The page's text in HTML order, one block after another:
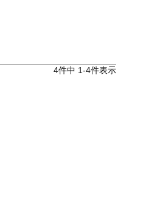
4件中 1-4件表示